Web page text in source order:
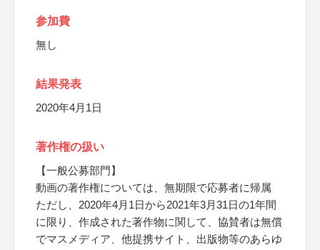
参加費
無し
結果発表
2020年4月1日
著作権の扱い
【一般公募部門】
動画の著作権については、無期限で応募者に帰属
ただし、2020年4月1日から2021年3月31日の1年間
に限り、作成された著作物に関して、協賛者は無償
でマスメディア、他提携サイト、出版物等のあらゆ